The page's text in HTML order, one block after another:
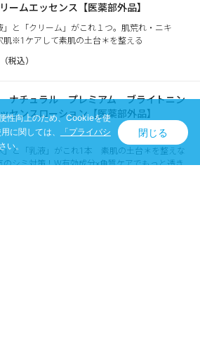
ームエッセンス【医薬部外品】
」と「クリーム」がこれ１つ。肌荒れ・ニキ
肌※1ケアして素肌の土台＊を整える
税込）
ナチュラル プレミアム ブライトニン
ンスローション【医薬部外品】
」と「乳液」がこれ1本 素肌の土台＊を整えな
のシミ対策！W有効成分×角質ケアでもっと透き
性向上のため、Cookieを使
に関しては、
「プライバシ
い。
閉じる